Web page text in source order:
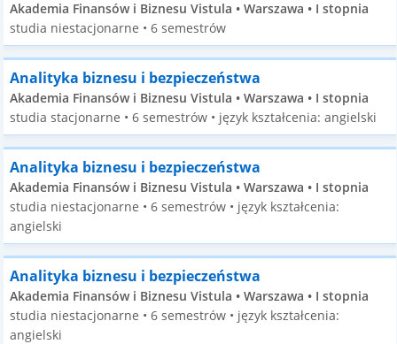
Akademia Finansów i Biznesu Vistula • Warszawa • I stopnia
studia niestacjonarne • 6 semestrów
Analityka biznesu i bezpieczeństwa
Akademia Finansów i Biznesu Vistula • Warszawa • I stopnia
studia stacjonarne • 6 semestrów • język kształcenia: angielski
Analityka biznesu i bezpieczeństwa
Akademia Finansów i Biznesu Vistula • Warszawa • I stopnia
studia niestacjonarne • 6 semestrów • język kształcenia:
angielski
Analityka biznesu i bezpieczeństwa
Akademia Finansów i Biznesu Vistula • Warszawa • I stopnia
studia niestacjonarne • 6 semestrów • język kształcenia:
angielski